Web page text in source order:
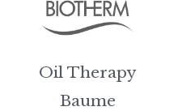
Oil Therapy
Baume